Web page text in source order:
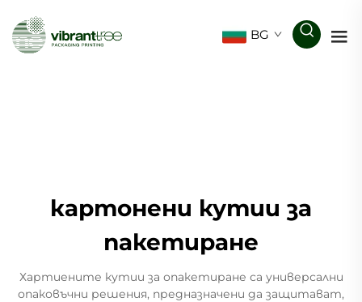
BG
картонени кутии за
пакетиране
Хартиените кутии за опакетиране са универсални
опаковъчни решения, предназначени да защитават,